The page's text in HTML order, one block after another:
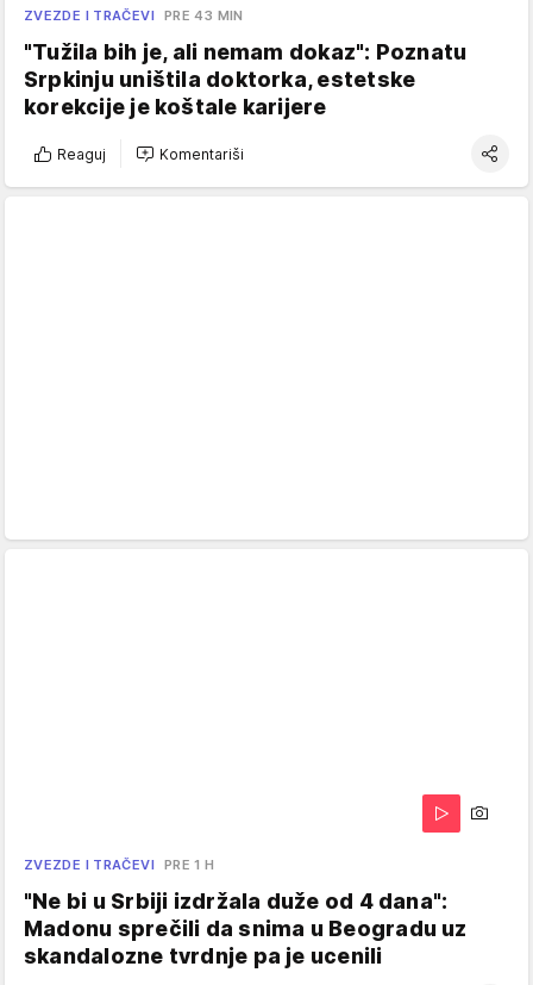
ZVEZDE I TRAČEVI PRE 43 MIN
"Tužila bih je, ali nemam dokaz": Poznatu
Srpkinju uništila doktorka, estetske
korekcije je koštale karijere
Reaguj Komentariši
ZVEZDE I TRAČEVI PRE 1 H
"Ne bi u Srbiji izdržala duže od 4 dana":
Madonu sprečili da snima u Beogradu uz
skandalozne tvrdnje pa je ucenili